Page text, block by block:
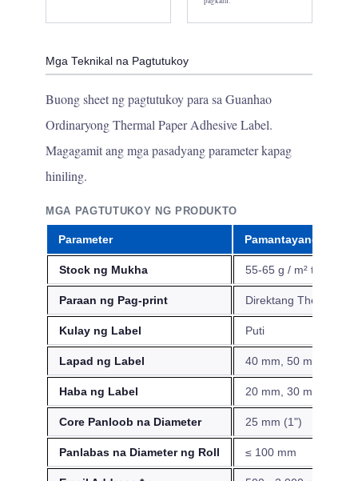
Mga Teknikal na Pagtutukoy
Buong sheet ng pagtutukoy para sa Guanhao
Ordinaryong Thermal Paper Adhesive Label.
Magagamit ang mga pasadyang parameter kapag
hiniling.
MGA PAGTUTUKOY NG PRODUKTO
Parameter Pamantayang
Stock ng Mukha 55-65 g / m² thermal
Paraan ng Pag-print Direktang Thermal
Kulay ng Label Puti
Lapad ng Label 40 mm, 50 mm, 60
Haba ng Label 20 mm, 30 mm, 40
Core Panloob na Diameter 25 mm (1")
Panlabas na Diameter ng Roll ≤ 100 mm